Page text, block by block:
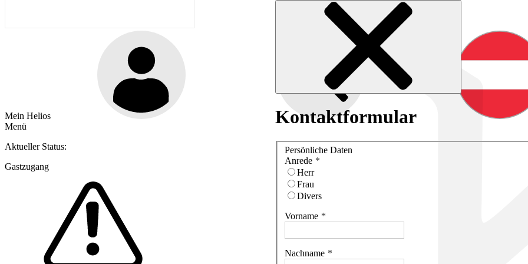
Mein Helios
Menü
Aktueller Status:
Gastzugang
Kontaktformular
Persönliche Daten
Anrede
Herr
Frau
Divers
Vorname
Nachname